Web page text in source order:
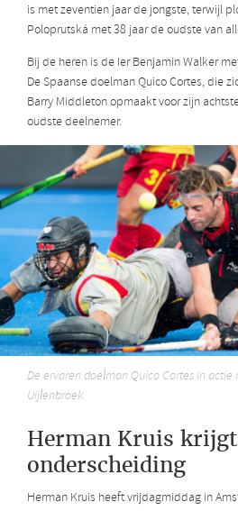
is met zeventien jaar de jongste, terwijl
Poloprutská met 38 jaar de oudste van
Bij de heren is de Ier Benjamin Walker
De Spaanse doelman Quico Cortes, die
Barry Middleton opmaakt voor zijn
oudste deelnemer.
De ervaren doelman Quico Cortes in actie
Uijlenbroek.
Herman Kruis krijgt
onderscheiding
Herman Kruis heeft vrijdagmiddag in